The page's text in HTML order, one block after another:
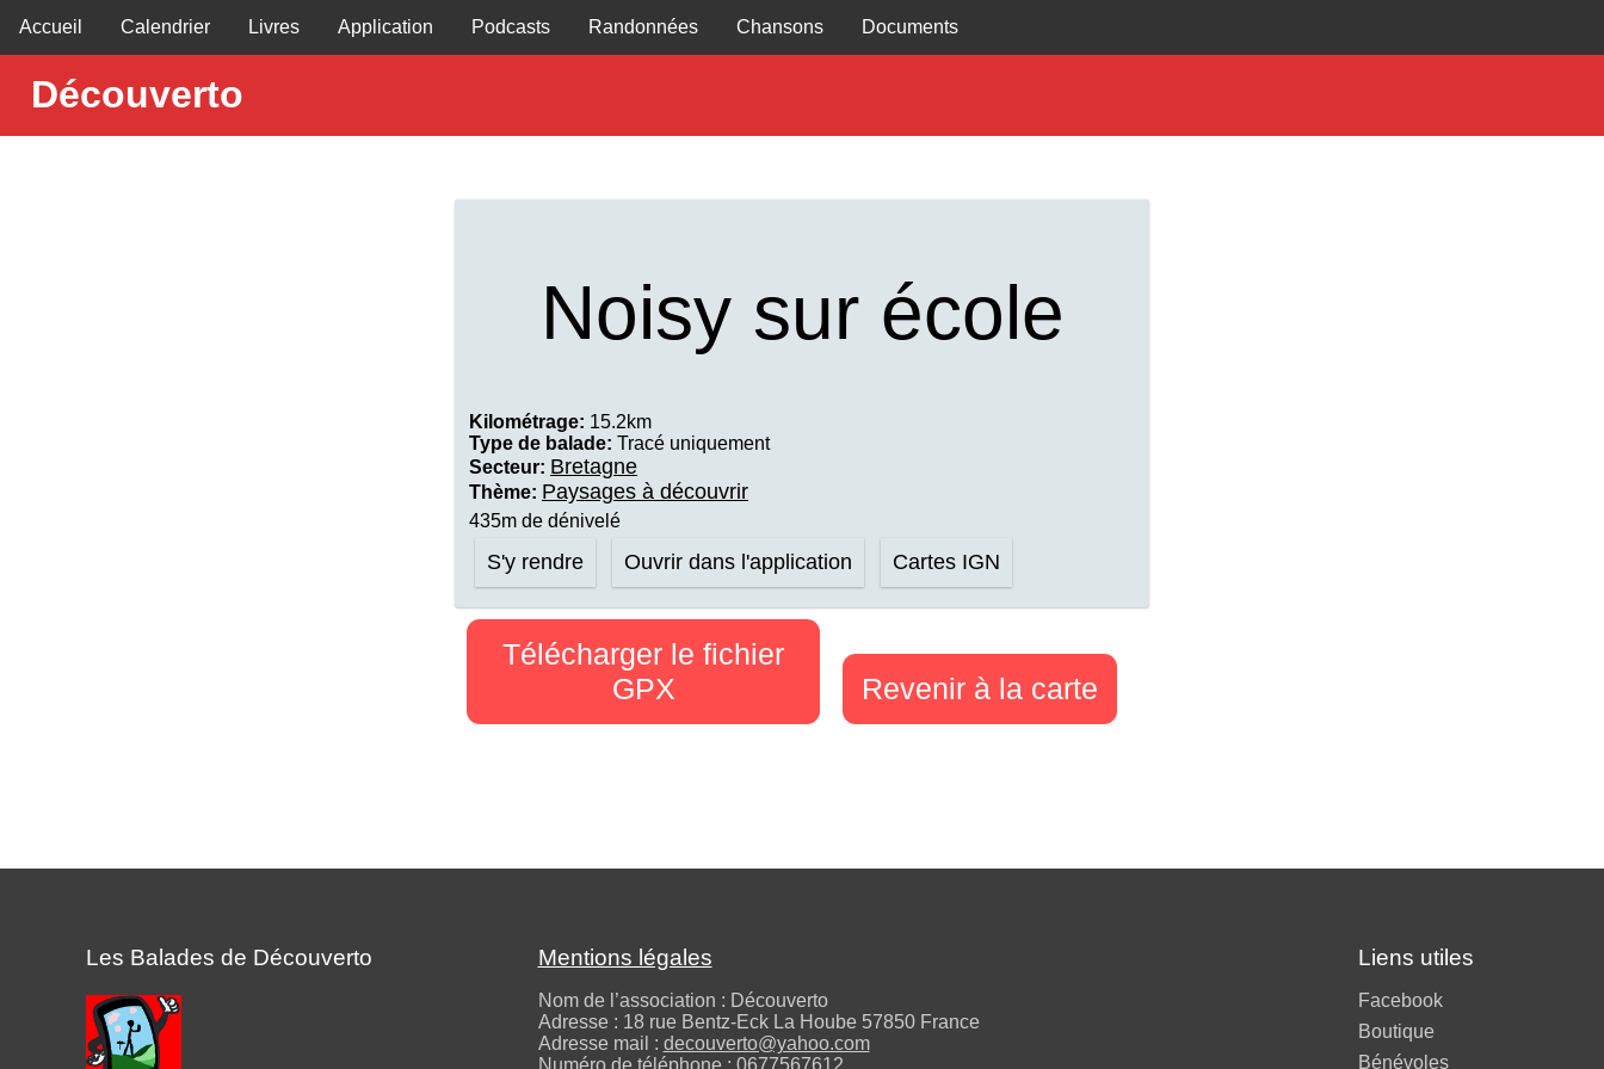
Accueil Calendrier Livres Application Podcasts Randonnées Chansons Documents
Découverto
Noisy sur école
Kilométrage: 15.2km
Type de balade: Tracé uniquement
Secteur: Bretagne
Thème: Paysages à découvrir
435m de dénivelé
S'y rendre Ouvrir dans l'application Cartes IGN
Télécharger le fichier
GPX
Revenir à la carte
Les Balades de Découverto Mentions légales
Nom de l’association : Découverto
Adresse : 18 rue Bentz-Eck La Hoube 57850 France
Adresse mail : decouverto@yahoo.com
Numéro de téléphone : 0677567612
Liens utiles
Facebook
Boutique
Bénévoles